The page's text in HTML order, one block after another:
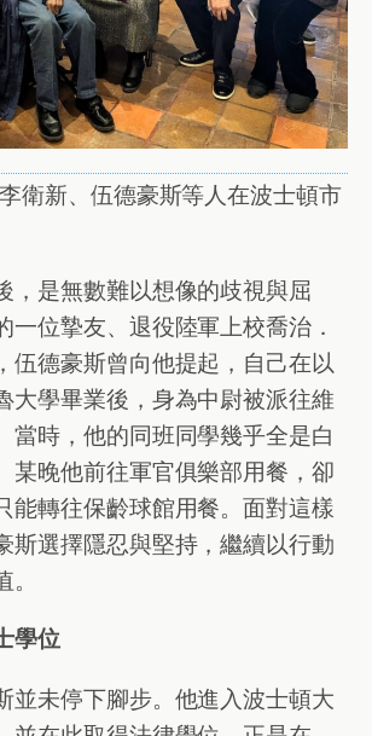
衛新、伍德豪斯等人在波士頓市
，是無數難以想像的歧視與屈
一位摯友、退役陸軍上校喬治．
伍德豪斯曾向他提起，自己在以
大學畢業後，身為中尉被派往維
當時，他的同班同學幾乎全是白
某晚他前往軍官俱樂部用餐，卻
能轉往保齡球館用餐。面對這樣
斯選擇隱忍與堅持，繼續以行動
學位
並未停下腳步。他進入波士頓大